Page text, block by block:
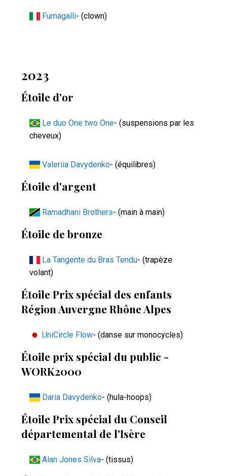
Fumagalli- (clown)
2023
Étoile d'or
Le duo One two One- (suspensions par les
cheveux)
Valeriia Davydenko- (équilibres)
Étoile d'argent
Ramadhani Brothers- (main à main)
Étoile de bronze
La Tangente du Bras Tendu- (trapèze
volant)
Étoile Prix spécial des enfants
Région Auvergne Rhône Alpes
UniCircle Flow- (danse sur monocycles)
Étoile prix spécial du public -
WORK2000
Daria Davydenko- (hula-hoops)
Étoile Prix spécial du Conseil
départemental de l'Isère
Alan Jones Silva- (tissus)